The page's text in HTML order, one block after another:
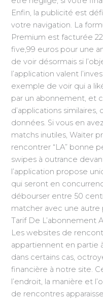
Enfin, la publicité est
votre navigation. La
Premium est facturée
five,99 euros pour une
de voir désormais si
l’application valent
exemple de voir qui a
par un abonnement, et
d’applications
données. Si vous en
matchs inutiles, Waiter
rencontrer “LA” bonne
swipes à outrance
l’application propose
qui seront en
débourser entre 50
matcher avec une autre
Tarif De L’abonnement
Les websites de
appartiennent en partie
dans certains cas,
financière à notre site.
l’endroit, la manière et
de rencontres